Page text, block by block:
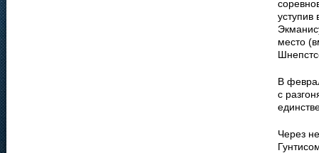
уступив
место
В
с
Через